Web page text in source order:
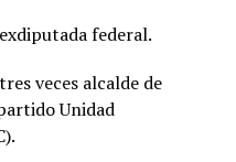
exdiputada federal.
veces alcalde de
Unidad